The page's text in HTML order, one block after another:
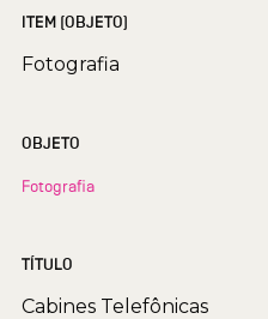
ITEM (OBJETO)
Fotografia
OBJETO
Fotografia
TÍTULO
Cabines Telefônicas